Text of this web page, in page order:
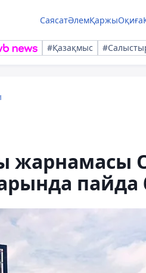
СаясатӘлемҚаржыОқиға
#Қазақмыс
пайда